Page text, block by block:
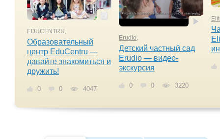
EDUCENTRU
Образовательный
центр EduCentru —
давайте знакомиться и
дружить!
0 0 4047
Erudio,
Детский частный сад
Erudio — видео-
экскурсия
0 0 3220